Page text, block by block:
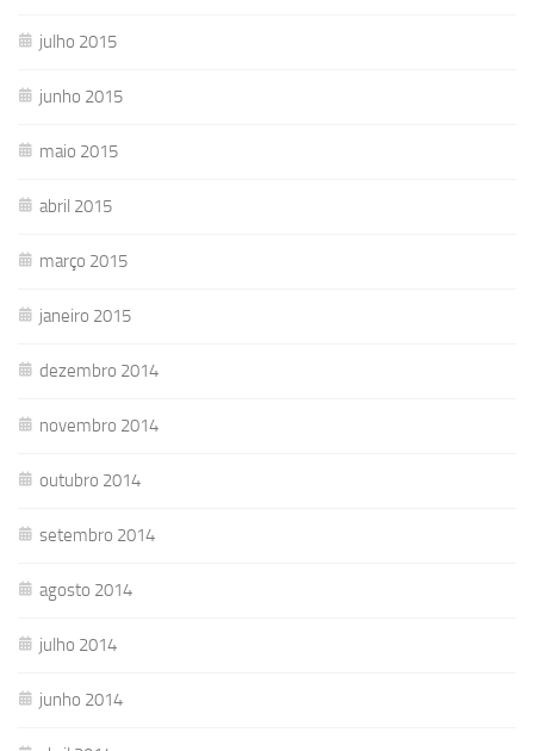
julho 2015
junho 2015
maio 2015
abril 2015
março 2015
janeiro 2015
dezembro 2014
novembro 2014
outubro 2014
setembro 2014
agosto 2014
julho 2014
junho 2014